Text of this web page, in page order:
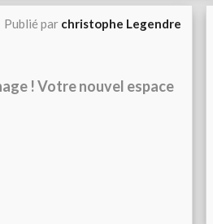
Publié par christophe Legendre
! Votre nouvel espace